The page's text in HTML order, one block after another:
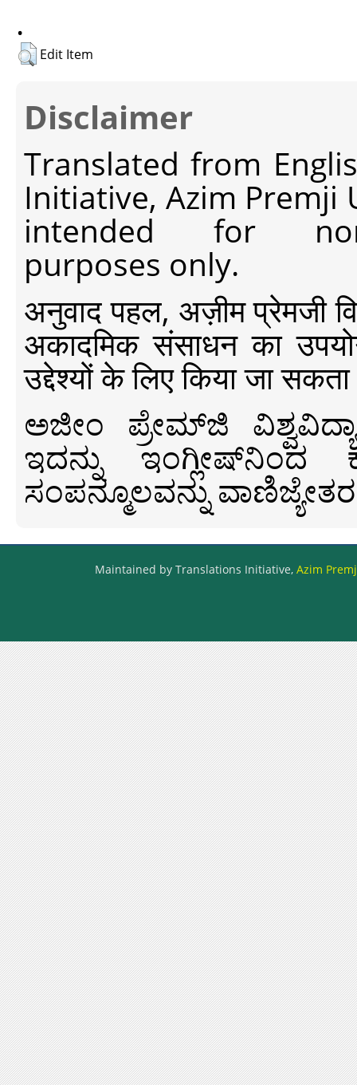
.
Edit Item
Disclaimer
Translated from
Initiative, Azim Premji
intended for non-
purposes only.
अनुवाद पहल, अज़ीम प्रेमजी
अकादमिक संसाधन का
उद्देश्यों के लिए किया जा
ಅಜೀಂ ಪ್ರೇಮ್‍ಜಿ
ಇದನ್ನು ಇಂಗ್ಲೀಷ್‍ನಿಂದ
ಸಂಪನ್ಮೂಲವನ್ನು
Maintained by Translations Initiative, Azim